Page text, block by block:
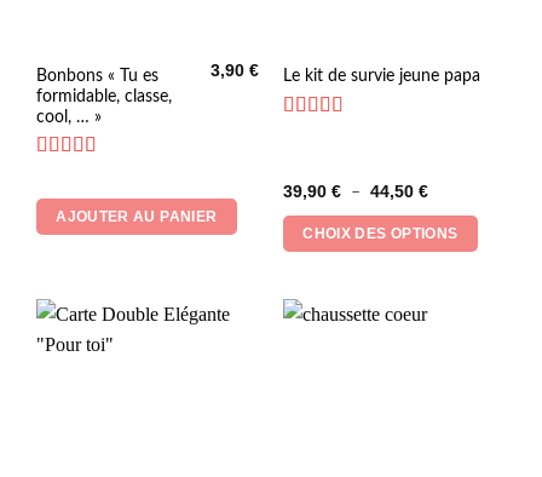
Bonbons « Tu es
formidable, classe,
cool, … »
3,90€
AJOUTER AU PANIER
Le kit de survie jeune papa
39,90 € – 44,50 €Plage
prix :
39,90 €
à
CHOIX DES OPTIONS
Ce
produit
Les
options
peuvent
choisies